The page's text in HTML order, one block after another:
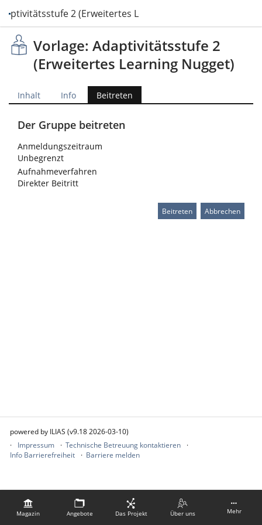
2 (Erweitertes Learning Nugget)
Magazin Angebote Das Projekt Über uns Mehr
Vorlage: Adaptivitätsstufe 2
(Erweitertes Learning Nugget)
Inhalt Info Beitreten
Der Gruppe beitreten
Anmeldungszeitraum
Unbegrenzt
Aufnahmeverfahren
Direkter Beitritt
powered by ILIAS (v9.18 2026-03-10)
Impressum
Technische Betreuung kontaktieren
Info Barrierefreiheit
Barriere melden